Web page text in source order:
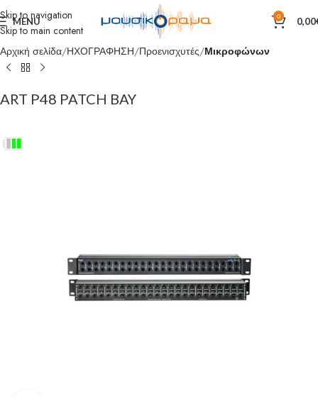
Skip to navigation
Skip to main content
MENU 0 0,00
Αρχική σελίδα ΗΧΟΓΡΑΦΗΣΗ Προενισχυτές Μικροφώνων
ART P48 PATCH BAY